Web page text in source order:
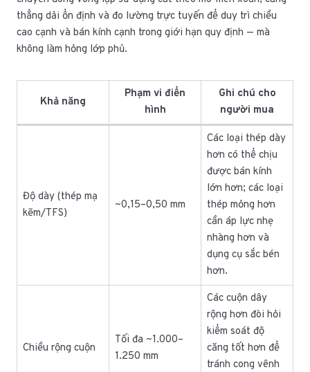
thẳng dải ổn định và đo lường trực tuyến để duy trì chiều
cao cạnh và bán kính cạnh trong giới hạn quy định — mà
không làm hỏng lớp phủ.
Khả năng
Phạm vi điển
hình
Ghi chú cho
người mua
Độ dày (thép mạ
kẽm/TFS)
~0,15–0,50 mm
Các loại thép dày
hơn có thể chịu
được bán kính
lớn hơn; các loại
thép mỏng hơn
cần áp lực nhẹ
nhàng hơn và
dụng cụ sắc bén
hơn.
Chiều rộng cuộn
Tối đa ~1.000–
1.250 mm
Các cuộn dây
rộng hơn đòi hỏi
kiểm soát độ
căng tốt hơn để
tránh cong vênh